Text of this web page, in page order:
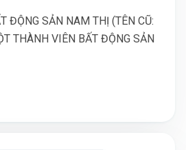
ĐỘNG SẢN NAM THỊ (TÊN CŨ:
THÀNH VIÊN BẤT ĐỘNG SẢN